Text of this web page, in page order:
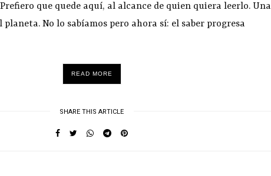
que quede aquí, al alcance de quien quiera leerlo. Una
No lo sabíamos pero ahora sí: el saber progresa
READ MORE
SHARE THIS ARTICLE